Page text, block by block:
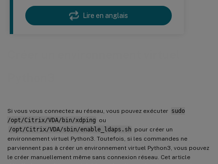
Lire en anglais
Si vous vous connectez au réseau, vous pouvez exécuter sudo
/opt/Citrix/VDA/bin/xdping ou
/opt/Citrix/VDA/sbin/enable_ldaps.sh pour créer un
environnement virtuel Python3. Toutefois, si les commandes ne
parviennent pas à créer un environnement virtuel Python3, vous pouvez
le créer manuellement même sans connexion réseau. Cet article